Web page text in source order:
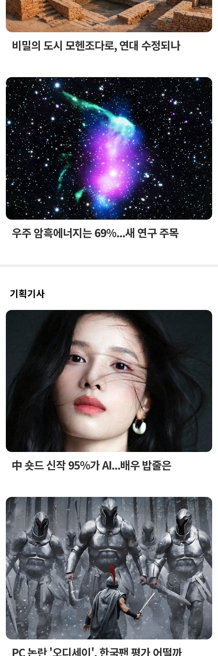
비밀의 도시 모헨조다로, 연대 수정되나
우주 암흑에너지는 69%...새 연구 주목
기획기사
中 숏드 신작 95%가 AI...배우 밥줄은
PC 논란 '오디세이', 한국팬 평가 어떨까